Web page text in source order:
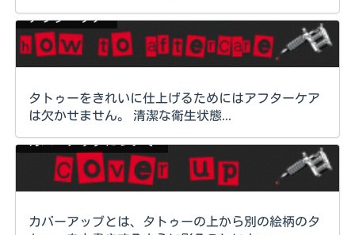
アフターケア
タトゥーをきれいに仕上げるためにはアフターケア
は欠かせません。 清潔な衛生状態...
カバーアップについて
カバーアップとは、タトゥーの上から別の絵柄のタ